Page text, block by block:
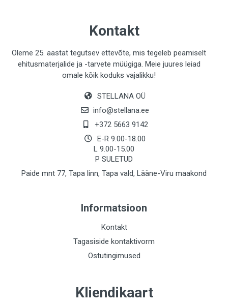
Kontakt
Oleme 25. aastat tegutsev ettevõte, mis tegeleb peamiselt
ehitusmaterjalide ja -tarvete müügiga. Meie juures leiad
omale kõik koduks vajalikku!
STELLANA OÜ
info@stellana.ee
+372 5663 9142
E-R 9.00-18.00
L 9.00-15.00
P SULETUD
Paide mnt 77, Tapa linn, Tapa vald, Lääne-Viru maakond
Informatsioon
Kontakt
Tagasiside kontaktivorm
Ostutingimused
Kliendikaart